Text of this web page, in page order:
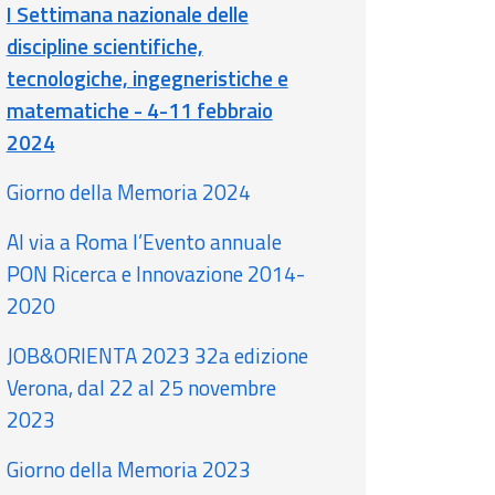
I Settimana nazionale delle
discipline scientifiche,
tecnologiche, ingegneristiche e
matematiche - 4-11 febbraio
2024
Giorno della Memoria 2024
Al via a Roma l’Evento annuale
PON Ricerca e Innovazione 2014-
2020
JOB&ORIENTA 2023 32a edizione
Verona, dal 22 al 25 novembre
2023
Giorno della Memoria 2023